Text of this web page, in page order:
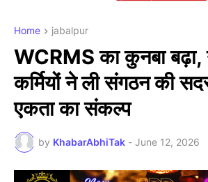
Home jabalpur
WCRMS का कुनबा बढ़ा,
कर्मियों ने ली संगठन की
एकता का संकल्प
by KhabarAbhiTak - June 12, 2026